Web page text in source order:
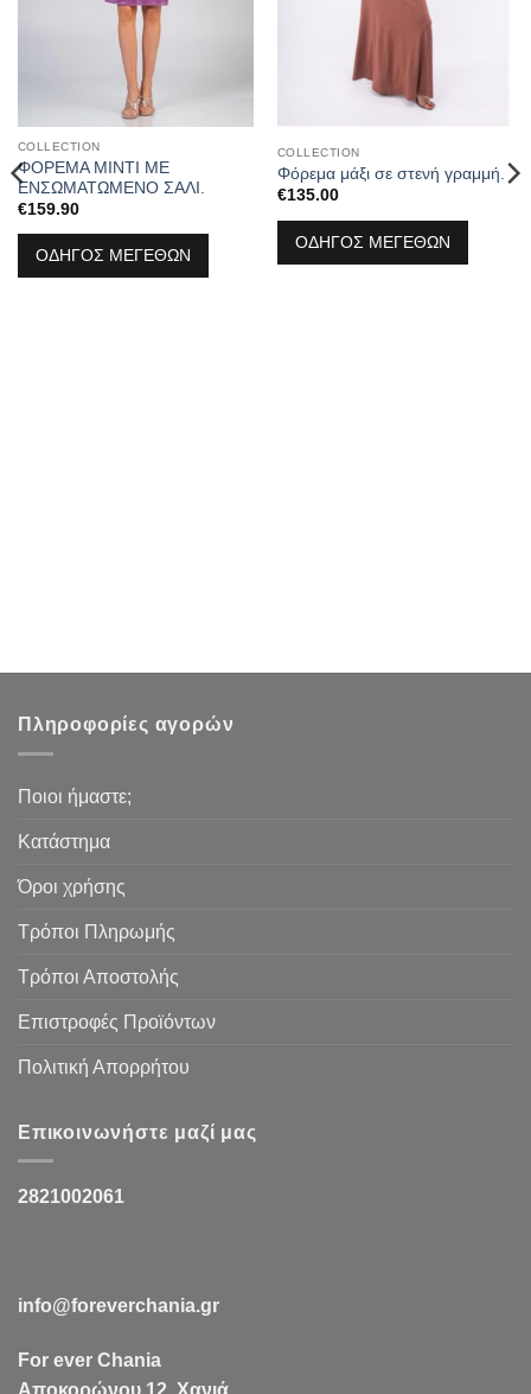
COLLECTION
ΦΟΡΕΜΑ ΜΙΝΤΙ ΜΕ
ΕΝΣΩΜΑΤΩΜΕΝΟ ΣΑΛΙ.
€159.90
ΟΔΗΓΟΣ ΜΕΓΕΘΩΝ
COLLECTION
Φόρεμα μάξι σε στενή γραμμή.
€135.00
ΟΔΗΓΟΣ ΜΕΓΕΘΩΝ
Πληροφορίες αγορών
Ποιοι ήμαστε;
Κατάστημα
Όροι χρήσης
Τρόποι Πληρωμής
Τρόποι Αποστολής
Επιστροφές Προϊόντων
Πολιτική Απορρήτου
Επικοινωνήστε μαζί μας
2821002061
info@foreverchania.gr
For ever Chania
Αποκορώνου 12, Χανιά